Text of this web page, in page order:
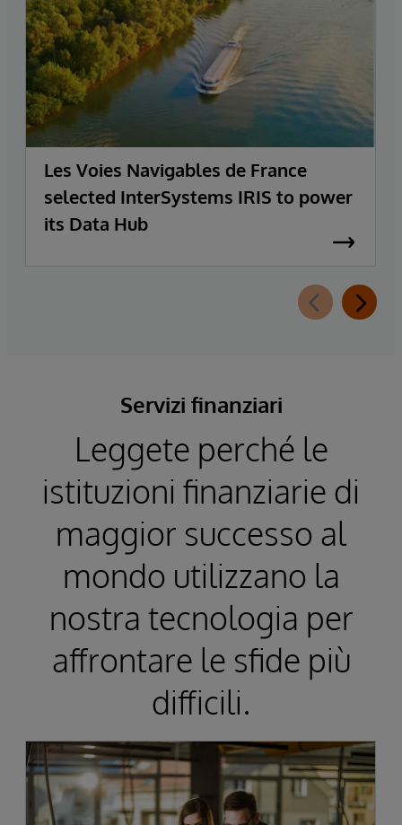
Les Voies Navigables de France
selected InterSystems IRIS to power
its Data Hub
Servizi finanziari
Leggete perché le
istituzioni finanziarie di
maggior successo al
mondo utilizzano la
nostra tecnologia per
affrontare le sfide più
difficili.